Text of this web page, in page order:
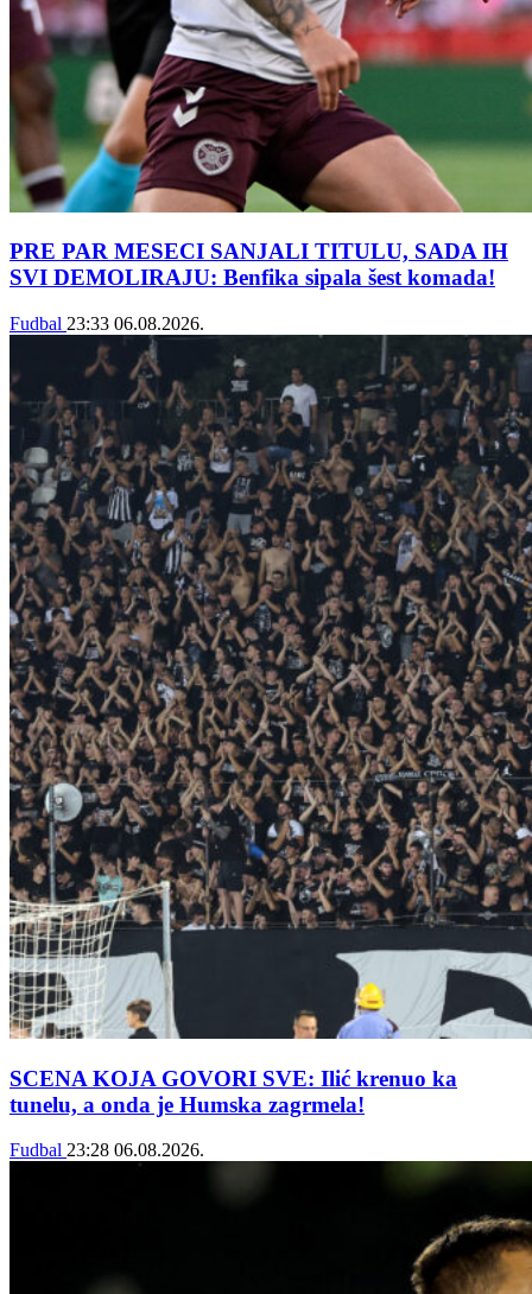
PRE PAR MESECI SANJALI TITULU, SADA IH
SVI DEMOLIRAJU: Benfika sipala šest komada!
Fudbal 23:33 06.08.2026.
SCENA KOJA GOVORI SVE: Ilić krenuo ka
tunelu, a onda je Humska zagrmela!
Fudbal 23:28 06.08.2026.